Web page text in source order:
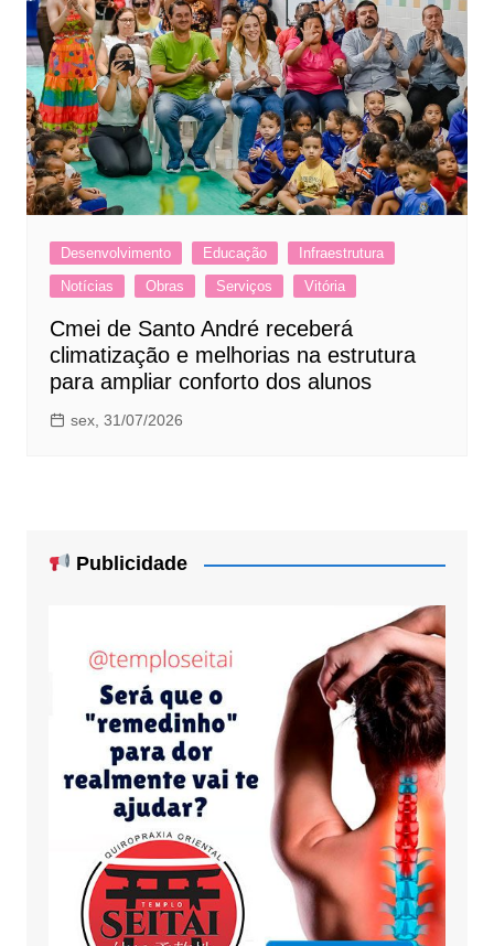
Desenvolvimento Educação
Infraestrutura
Notícias
Obras Serviços Vitória
Cmei de Santo André receberá
climatização e melhorias na estrutura
para ampliar conforto dos alunos
sex, 31/07/2026
Publicidade